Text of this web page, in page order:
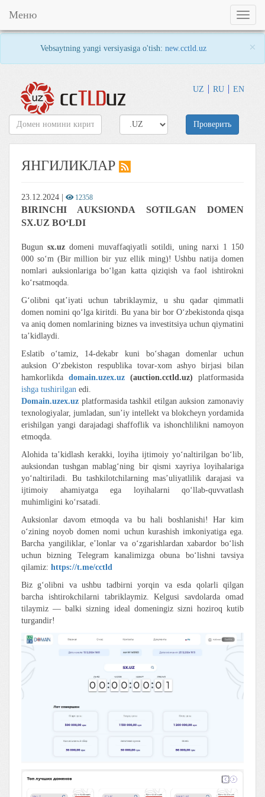
Vebsaytning yangi versiyasiga o'tish: new.cctld.uz ×
UZ RU EN
Toggle
Меню
Проверить
ЯНГИЛИКЛАР
23.12.2024 12358
BIRINCHI AUKSIONDA SOTILGAN DOMEN
SX.UZ BO‘LDI
Bugun sx.uz domeni muvaffaqiyatli sotildi, uning narxi 1 150
000 so‘m (Bir million bir yuz ellik ming)! Ushbu natija domen
nomlari auksionlariga bo‘lgan katta qiziqish va faol ishtirokni
ko‘rsatmoqda.
G‘olibni qat’iyati uchun tabriklaymiz, u shu qadar qimmatli
domen nomini qo‘lga kiritdi. Bu yana bir bor O‘zbekistonda qisqa
va aniq domen nomlarining biznes va investitsiya uchun qiymatini
ta’kidlaydi.
Eslatib o‘tamiz, 14-dekabr kuni bo‘shagan domenlar uchun
auksion O‘zbekiston respublika tovar-xom ashyo birjasi bilan
hamkorlikda domain.uzex.uz (auction.cctld.uz) platformasida
ishga tushirilgan edi.
Domain.uzex.uz platformasida tashkil etilgan auksion zamonaviy
texnologiyalar, jumladan, sun’iy intellekt va blokcheyn yordamida
erishilgan yangi darajadagi shaffoflik va ishonchlilikni namoyon
etmoqda.
Alohida ta’kidlash kerakki, loyiha ijtimoiy yo‘naltirilgan bo‘lib,
auksiondan tushgan mablag‘ning bir qismi xayriya loyihalariga
yo‘naltiriladi. Bu tashkilotchilarning mas’uliyatlilik darajasi va
ijtimoiy ahamiyatga ega loyihalarni qo‘llab-quvvatlash
muhimligini ko‘rsatadi.
Auksionlar davom etmoqda va bu hali boshlanishi! Har kim
o‘zining noyob domen nomi uchun kurashish imkoniyatiga ega.
Barcha yangiliklar, e’lonlar va o‘zgarishlardan xabardor bo‘lish
uchun bizning Telegram kanalimizga obuna bo‘lishni tavsiya
qilamiz: https://t.me/cctld
Biz g‘olibni va ushbu tadbirni yorqin va esda qolarli qilgan
barcha ishtirokchilarni tabriklaymiz. Kelgusi savdolarda omad
tilaymiz — balki sizning ideal domeningiz sizni hoziroq kutib
turgandir!